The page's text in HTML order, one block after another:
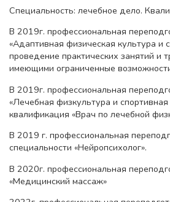
Специальность: лечебное дело.
В 2019г. профессиональная
«Адаптивная физическая культура и
проведение практических занятий и
имеющими ограниченные
В 2019г. профессиональная
«Лечебная физкультура и
квалификация «Врач по лечебной
В 2019 г. профессиональная
специальности «Нейропсихолог».
В 2020г. профессиональная
«Медицинский массаж»